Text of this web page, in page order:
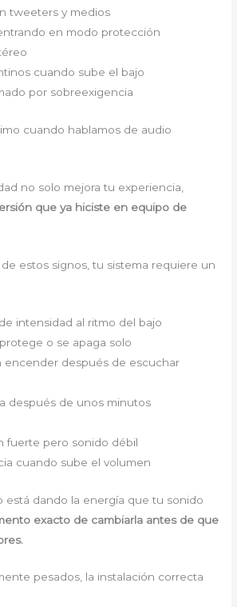
tweeters y medios
en modo protección
cuando sube el bajo
por sobreexigencia
cuando hablamos de audio
no solo mejora tu experiencia,
que ya hiciste en equipo de
estos signos, tu sistema requiere un
intensidad al ritmo del bajo
o se apaga solo
encender después de escuchar
después de unos minutos
fuerte pero sonido débil
cuando sube el volumen
está dando la energía que tu sonido
exacto de cambiarla antes de que
pesados, la instalación correcta